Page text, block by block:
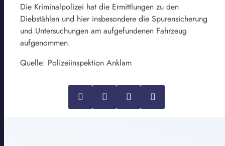
Die Kriminalpolizei hat die Ermittlungen zu den
Diebstählen und hier insbesondere die Spurensicherung
und Untersuchungen am aufgefundenen Fahrzeug
aufgenommen.
Quelle: Polizeiinspektion Anklam